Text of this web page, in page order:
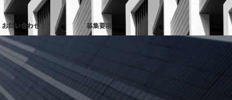
お問い合わせ 募集要項